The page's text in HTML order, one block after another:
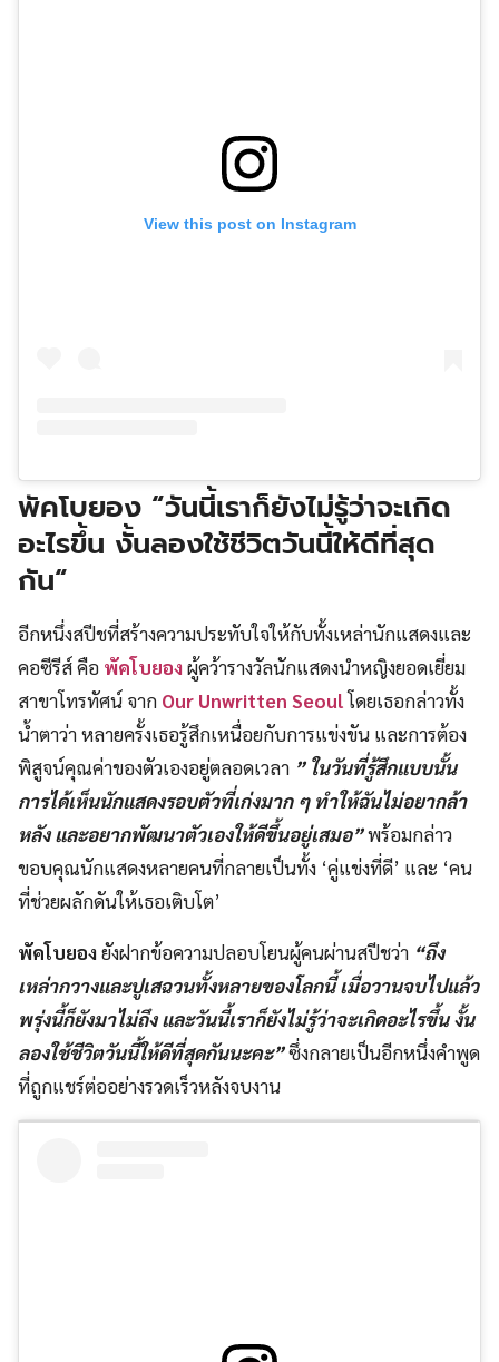
View this post on Instagram
พัคโบยอง “วันนี้เราก็ยังไม่รู้ว่าจะเกิด
อะไรขึ้น งั้นลองใช้ชีวิตวันนี้ให้ดีที่สุด
กัน“
อีกหนึ่งสปีชที่สร้างความประทับใจให้กับทั้งเหล่านักแสดงและ
คอซีรีส์ คือ พัคโบยองผู้คว้ารางวัลนักแสดงนำหญิงยอดเยี่ยม
สาขาโทรทัศน์ จาก Our Unwritten Seoulโดยเธอกล่าวทั้ง
น้ำตาว่า หลายครั้งเธอรู้สึกเหนื่อยกับการแข่งขัน และการต้อง
พิสูจน์คุณค่าของตัวเองอยู่ตลอดเวลา ” ในวันที่รู้สึกแบบนั้น
การได้เห็นนักแสดงรอบตัวที่เก่งมาก ๆ ทำให้ฉันไม่อยากล้า
หลัง และอยากพัฒนาตัวเองให้ดีขึ้นอยู่เสมอ”พร้อมกล่าว
ขอบคุณนักแสดงหลายคนที่กลายเป็นทั้ง ‘คู่แข่งที่ดี’ และ ‘คน
ที่ช่วยผลักดันให้เธอเติบโต’
พัคโบยองยังฝากข้อความปลอบโยนผู้คนผ่านสปีชว่า “ถึง
เหล่ากวางและปูเสฉวนทั้งหลายของโลกนี้ เมื่อวานจบไปแล้ว
พรุ่งนี้ก็ยังมาไม่ถึง และวันนี้เราก็ยังไม่รู้ว่าจะเกิดอะไรขึ้น งั้น
ลองใช้ชีวิตวันนี้ให้ดีที่สุดกันนะคะ”ซึ่งกลายเป็นอีกหนึ่งคำพูด
ที่ถูกแชร์ต่ออย่างรวดเร็วหลังจบงาน